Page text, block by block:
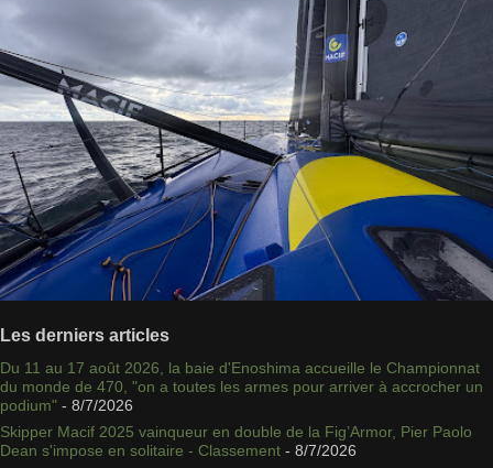
Les derniers articles
Du 11 au 17 août 2026, la baie d'Enoshima accueille le Championnat
du monde de 470, "on a toutes les armes pour arriver à accrocher un
podium" - 8/7/2026
Skipper Macif 2025 vainqueur en double de la Fig’Armor, Pier Paolo
Dean s'impose en solitaire - Classement - 8/7/2026